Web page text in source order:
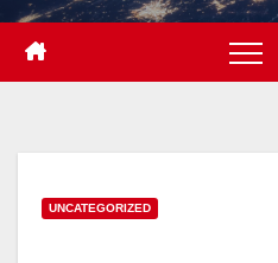
UNCATEGORIZED